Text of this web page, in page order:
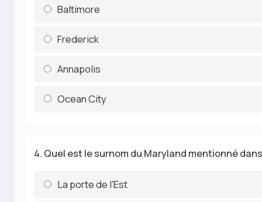
Baltimore
Frederick
Annapolis
Ocean City
4. Quel est le surnom du Maryland mentionné
La porte de l'Est